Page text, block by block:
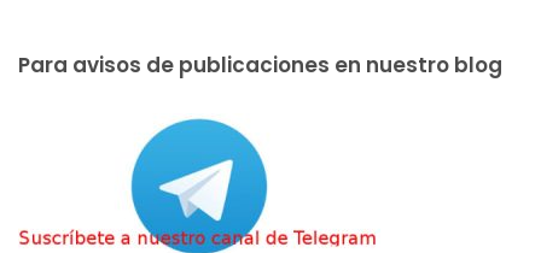
Para avisos de publicaciones en nuestro blog